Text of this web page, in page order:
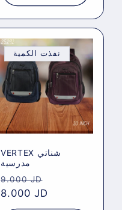
نفذت الكمية
VERTEX شناتي
مدرسية
Regular
price
9.000 JD
8.000 JD